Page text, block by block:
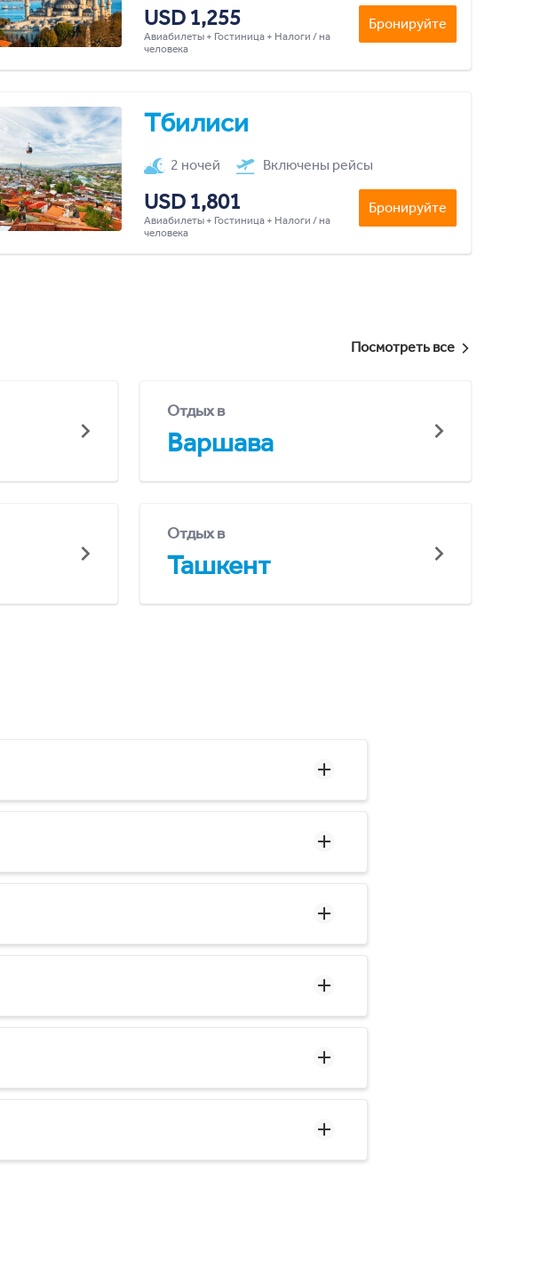
USD 1,255
Авиабилеты + Гостиница + Налоги / на
человека
Бронируйте
Тбилиси
2 ночей Включены рейсы
USD 1,801
Авиабилеты + Гостиница + Налоги / на
человека
Бронируйте
Посмотреть все
Отдых в
Варшава
Отдых в
Ташкент